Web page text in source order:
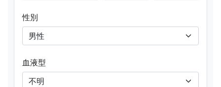
性別
血液型